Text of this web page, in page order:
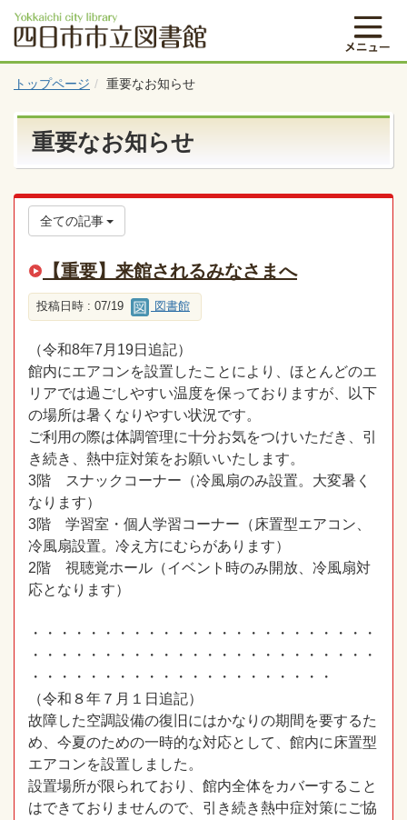
トップページ 重要なお知らせ
重要なお知らせ
全ての記事
【重要】来館されるみなさまへ
投稿日時 : 07/19 図書館
（令和8年7月19日追記）
館内にエアコンを設置したことにより、ほとんどのエ
リアでは過ごしやすい温度を保っておりますが、以下
の場所は暑くなりやすい状況です。
ご利用の際は体調管理に十分お気をつけいただき、引
き続き、熱中症対策をお願いいたします。
3階 スナックコーナー（冷風扇のみ設置。大変暑く
なります）
3階 学習室・個人学習コーナー（床置型エアコン、
冷風扇設置。冷え方にむらがあります）
2階 視聴覚ホール（イベント時のみ開放、冷風扇対
応となります）
・・・・・・・・・・・・・・・・・・・・・・・・
・・・・・・・・・・・・・・・・・・・・・・・・
・・・・・・・・・・・・・・・・・・・・・
（令和８年７月１日追記）
故障した空調設備の復旧にはかなりの期間を要するた
め、今夏のための一時的な対応として、館内に床置型
エアコンを設置しました。
設置場所が限られており、館内全体をカバーすること
はできておりませんので、引き続き熱中症対策にご協